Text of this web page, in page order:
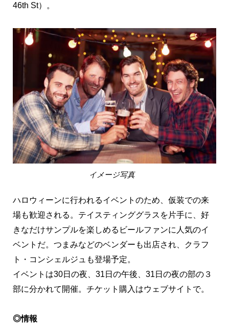
46th St）。
イメージ写真
ハロウィーンに行われるイベントのため、仮装での来
場も歓迎される。テイスティンググラスを片手に、好
きなだけサンプルを楽しめるビールファンに人気のイ
ベントだ。つまみなどのベンダーも出店され、クラフ
ト・コンシェルジュも登場予定。
イベントは30日の夜、31日の午後、31日の夜の部の３
部に分かれて開催。チケット購入はウェブサイトで。
◎情報